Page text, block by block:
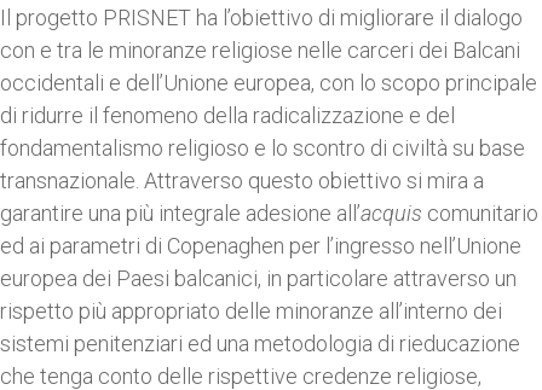
Il progetto PRISNET ha l’obiettivo di migliorare il dialogo
con e tra le minoranze religiose nelle carceri dei Balcani
occidentali e dell’Unione europea, con lo scopo principale
di ridurre il fenomeno della radicalizzazione e del
fondamentalismo religioso e lo scontro di civiltà su base
transnazionale. Attraverso questo obiettivo si mira a
garantire una più integrale adesione all’acquis comunitario
ed ai parametri di Copenaghen per l’ingresso nell’Unione
europea dei Paesi balcanici, in particolare attraverso un
rispetto più appropriato delle minoranze all’interno dei
sistemi penitenziari ed una metodologia di rieducazione
che tenga conto delle rispettive credenze religiose,